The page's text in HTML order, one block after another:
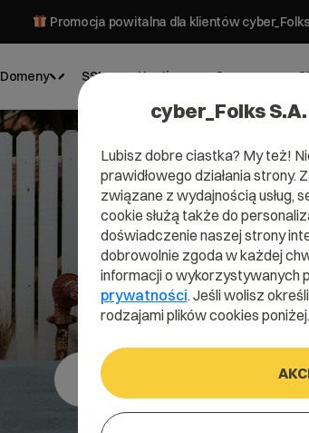
Promocja powitalna dla klientów
Domeny SSL Hosting Serwery
Pokaż swoją
cyber_Folks
Lubisz dobre ciastka? My też!
prawidłowego działania strony.
związane z wydajnością usług,
cookie służą także do
doświadczenie naszej strony
dobrowolnie zgoda w każdej
informacji o wykorzystywanych
prywatności. Jeśli wolisz
rodzajami plików cookies poniżej.